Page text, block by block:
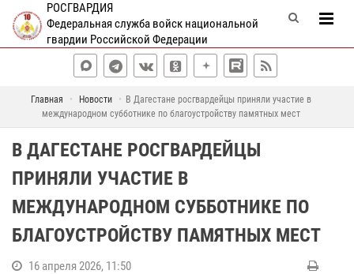
РОСГВАРДИЯ
Федеральная служба войск национальной
гвардии Российской Федерации
Главная Новости
В Дагестане росгвардейцы приняли участие в
международном субботнике по благоустройству памятных мест
В ДАГЕСТАНЕ РОСГВАРДЕЙЦЫ
ПРИНЯЛИ УЧАСТИЕ В
МЕЖДУНАРОДНОМ СУББОТНИКЕ ПО
БЛАГОУСТРОЙСТВУ ПАМЯТНЫХ МЕСТ
16 апреля 2026, 11:50